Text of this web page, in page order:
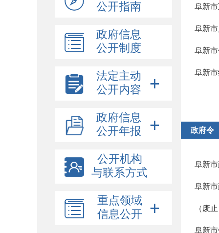
公开指南
政府信息
公开制度
法定主动
公开内容
政府信息
公开年报
公开机构
与联系方式
重点领域
信息公开
阜新
阜新
阜新
政府令
阜新
阜新
（废
阜新